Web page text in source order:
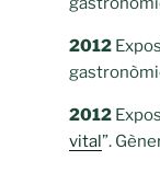
2012
2012
vital”.